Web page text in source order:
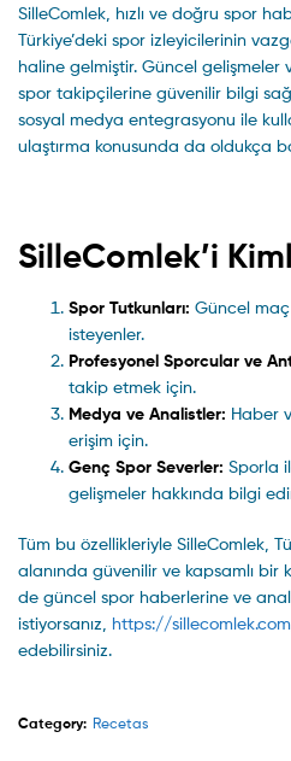
SilleComlek, hızlı ve doğru spor
Türkiye’deki spor izleyicilerinin
haline gelmiştir. Güncel gelişmeler
spor takipçilerine güvenilir bilgi
sosyal medya entegrasyonu ile
ulaştırma konusunda da oldukça
SilleComlek’i
Spor Tutkunları: Güncel
isteyenler.
Profesyonel Sporcular ve
takip etmek için.
Medya ve Analistler: Haber
erişim için.
Genç Spor Severler: Sporla
gelişmeler hakkında bilgi
Tüm bu özellikleriyle SilleComlek,
alanında güvenilir ve kapsamlı bir
de güncel spor haberlerine ve
istiyorsanız, https://
edebilirsiniz.
Category: Recetas